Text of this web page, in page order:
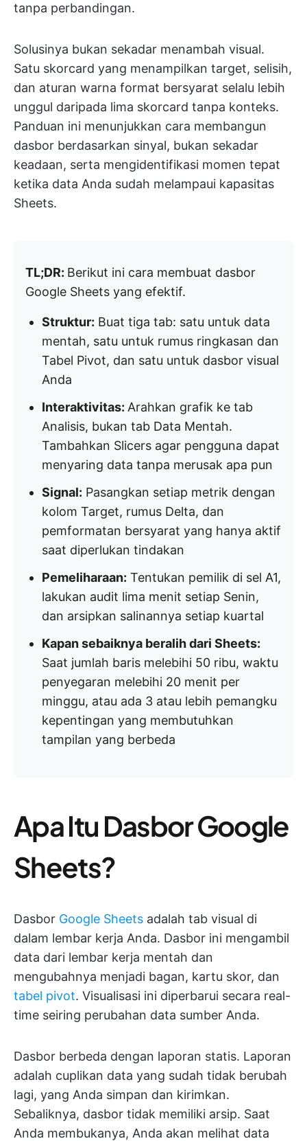
tanpa perbandingan.
Solusinya bukan sekadar menambah visual.
Satu skorcard yang menampilkan target, selisih,
dan aturan warna format bersyarat selalu lebih
unggul daripada lima skorcard tanpa konteks.
Panduan ini menunjukkan cara membangun
dasbor berdasarkan sinyal, bukan sekadar
keadaan, serta mengidentifikasi momen tepat
ketika data Anda sudah melampaui kapasitas
Sheets.
TL;DR: Berikut ini cara membuat dasbor
Google Sheets yang efektif.
Struktur: Buat tiga tab: satu untuk data
mentah, satu untuk rumus ringkasan dan
Tabel Pivot, dan satu untuk dasbor visual
Anda
Interaktivitas: Arahkan grafik ke tab
Analisis, bukan tab Data Mentah.
Tambahkan Slicers agar pengguna dapat
menyaring data tanpa merusak apa pun
Signal: Pasangkan setiap metrik dengan
kolom Target, rumus Delta, dan
pemformatan bersyarat yang hanya aktif
saat diperlukan tindakan
Pemeliharaan: Tentukan pemilik di sel A1,
lakukan audit lima menit setiap Senin,
dan arsipkan salinannya setiap kuartal
Kapan sebaiknya beralih dari Sheets:
Saat jumlah baris melebihi 50 ribu, waktu
penyegaran melebihi 20 menit per
minggu, atau ada 3 atau lebih pemangku
kepentingan yang membutuhkan
tampilan yang berbeda
Apa Itu Dasbor Google
Sheets?
Dasbor Google Sheets adalah tab visual di
dalam lembar kerja Anda. Dasbor ini mengambil
data dari lembar kerja mentah dan
mengubahnya menjadi bagan, kartu skor, dan
tabel pivot. Visualisasi ini diperbarui secara real-
time seiring perubahan data sumber Anda.
Dasbor berbeda dengan laporan statis. Laporan
adalah cuplikan data yang sudah tidak berubah
lagi, yang Anda simpan dan kirimkan.
Sebaliknya, dasbor tidak memiliki arsip. Saat
Anda membukanya, Anda akan melihat data